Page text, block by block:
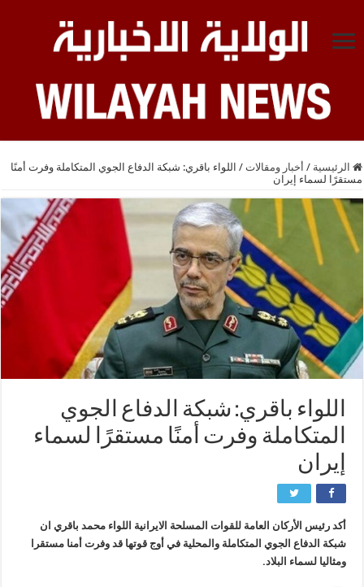
الرئيسية / أخبار ومقالات / اللواء باقري: شبكة الدفاع الجوي المتكاملة وفرت أمنًا
مستقرًا لسماء إيران
اللواء باقري: شبكة الدفاع الجوي
المتكاملة وفرت أمنًا مستقرًا لسماء
إيران
أكد رئيس الأركان العامة للقوات المسلحة الايرانية اللواء محمد باقري ان
شبكة الدفاع الجوي المتكاملة والمحلية في أوج قوتها قد وفرت أمنا مستقرا
ومثاليا لسماء البلاد.